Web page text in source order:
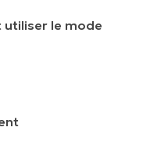
utiliser le mode